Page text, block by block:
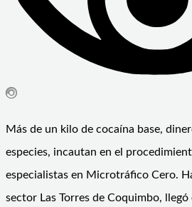
Más de un kilo de cocaína base,
especies, incautan en el
especialistas en Microtráfico Cero.
sector Las Torres de Coquimbo,